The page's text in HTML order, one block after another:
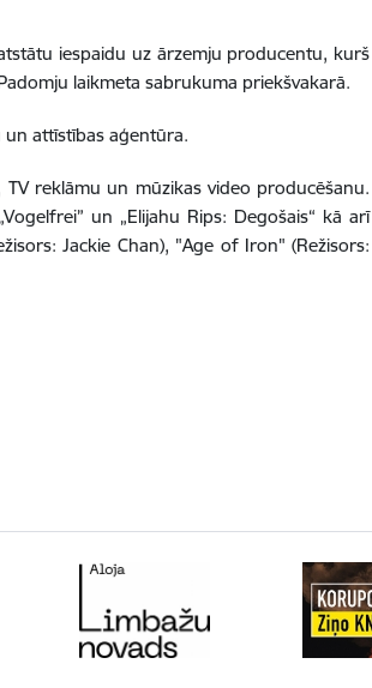
iespaidu uz ārzemju producentu, kurš
laikmeta sabrukuma priekšvakarā.
un attīstības aģentūra.
reklāmu un mūzikas video producēšanu.
un „Elijahu Rips: Degošais“ kā arī
Jackie Chan), "Age of Iron" (Režisors: